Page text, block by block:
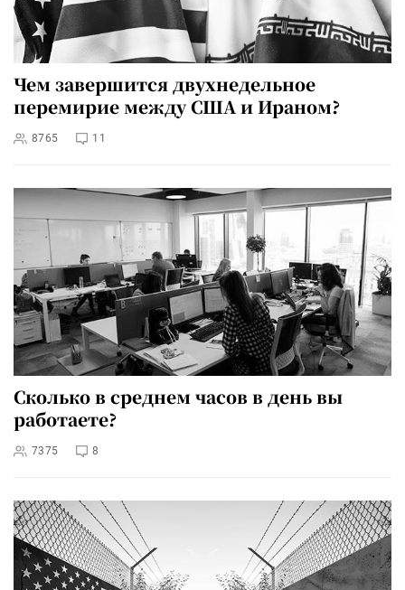
Чем завершится двухнедельное
перемирие между США и Ираном?
8765 11
Сколько в среднем часов в день вы
работаете?
7375 8